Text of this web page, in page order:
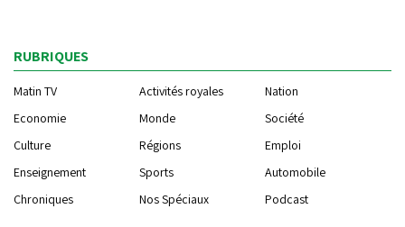
RUBRIQUES
Matin TV Activités royales
Nation
Economie
Monde
Société
Culture
Régions
Emploi
Enseignement
Sports
Automobile
Chroniques
Nos Spéciaux Podcast